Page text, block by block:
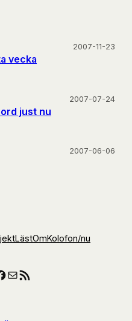
vecka
2007-11-23
just nu
2007-07-24
2007-06-06
LästOmKolofon/nu
E-postRSS-flöde